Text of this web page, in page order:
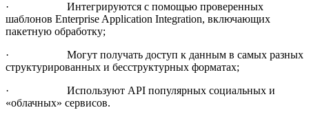
· Интегрируются с помощью проверенных
шаблонов Enterprise Application Integration, включающих
пакетную обработку;
· Могут получать доступ к данным в самых разных
структурированных и бесструктурных форматах;
· Используют API популярных социальных и
«облачных» сервисов.